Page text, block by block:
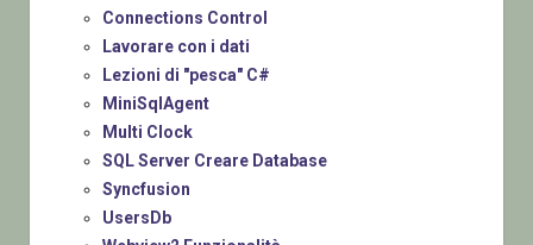
Connections Control
Lavorare con i dati
Lezioni di "pesca" C#
MiniSqlAgent
Multi Clock
SQL Server Creare Database
Syncfusion
UsersDb